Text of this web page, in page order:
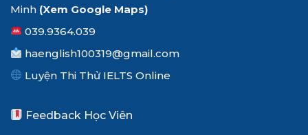
Minh (Xem Google Maps)
039.9364.039
haenglish100319@gmail.com
Luyện Thi Thử IELTS Online
Feedback Học Viên